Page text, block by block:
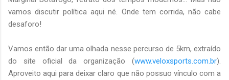
vamos discutir política aqui né. Onde tem corrida, não cabe
desaforo!
Vamos então dar uma olhada nesse percurso de 5km, extraído
do site oficial da organização (www.veloxsports.com.br).
Aproveito aqui para deixar claro que não possuo vínculo com a